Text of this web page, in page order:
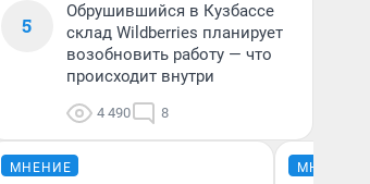
5
Обрушившийся в Кузбассе
склад Wildberries планирует
возобновить работу — что
происходит внутри
4 490 8
МНЕНИЕ МНЕНИЕ